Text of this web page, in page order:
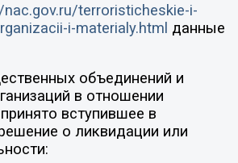
terroristicheskie-i-
i-materialy.html данные
объединений и
в отношении
вступившее в
о ликвидации или